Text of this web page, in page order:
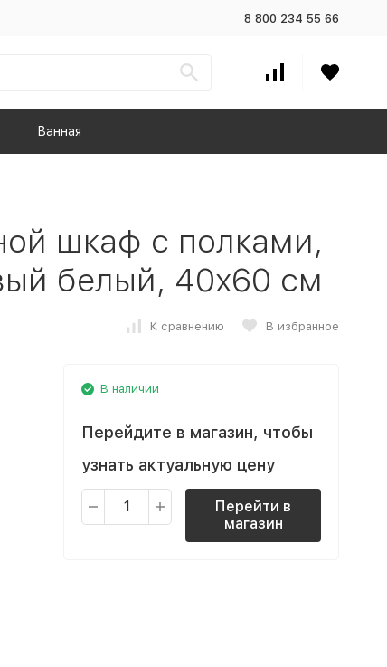
8 800 234 55 66
Ванная
шкаф с полками,
белый, 40x60 см
К сравнению В избранное
В наличии
Перейдите в магазин, чтобы
узнать актуальную цену
Перейти в
магазин